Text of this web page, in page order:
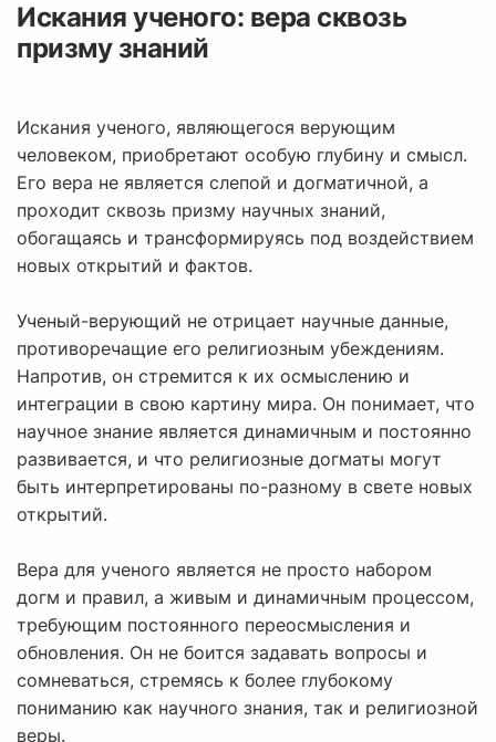
Искания ученого: вера сквозь
призму знаний
Искания ученого, являющегося верующим
человеком, приобретают особую глубину и смысл.
Его вера не является слепой и догматичной, а
проходит сквозь призму научных знаний,
обогащаясь и трансформируясь под воздействием
новых открытий и фактов.
Ученый-верующий не отрицает научные данные,
противоречащие его религиозным убеждениям.
Напротив, он стремится к их осмыслению и
интеграции в свою картину мира. Он понимает, что
научное знание является динамичным и постоянно
развивается, и что религиозные догматы могут
быть интерпретированы по-разному в свете новых
открытий.
Вера для ученого является не просто набором
догм и правил, а живым и динамичным процессом,
требующим постоянного переосмысления и
обновления. Он не боится задавать вопросы и
сомневаться, стремясь к более глубокому
пониманию как научного знания, так и религиозной
веры.